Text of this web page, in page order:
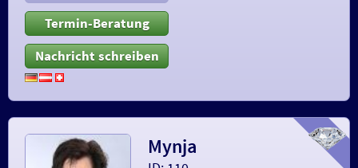
Termin-Beratung
Nachricht schreiben
Mynja